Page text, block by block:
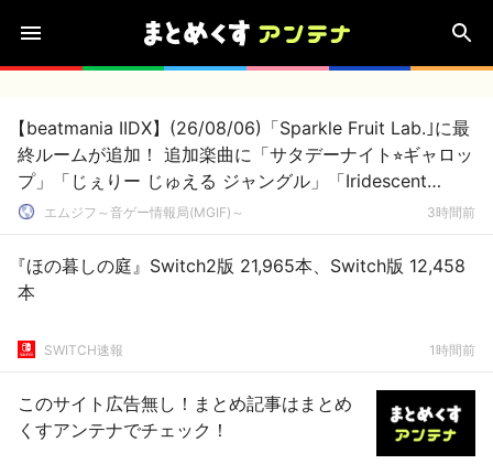
【beatmania IIDX】(26/08/06)「Sparkle Fruit Lab.｣に最
終ルームが追加！ 追加楽曲に「サタデーナイト⭐︎ギャロッ
プ」「じぇりー じゅえる ジャングル」「Iridescent
Memories」が登場！！
エムジフ～音ゲー情報局(MGIF)～ 3時間前
『ほの暮しの庭』Switch2版 21,965本、Switch版 12,458
本
SWITCH速報 1時間前
このサイト広告無し！まとめ記事はまとめ
くすアンテナでチェック！